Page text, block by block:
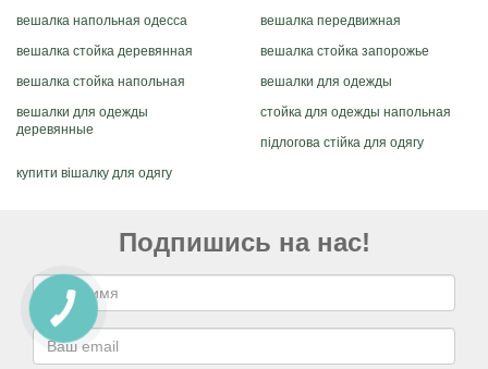
вешалка напольная одесса
вешалка передвижная
вешалка стойка деревянная
вешалка стойка запорожье
вешалка стойка напольная
вешалки для одежды
вешалки для одежды
деревянные
стойка для одежды напольная
підлогова стійка для одягу
купити вішалку для одягу
Подпишись на нас!